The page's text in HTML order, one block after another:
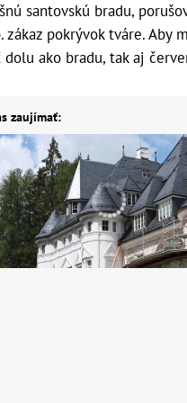
santovskú bradu,
zákaz pokrývok tváre. Aby
ako bradu, tak aj
zaujímať: